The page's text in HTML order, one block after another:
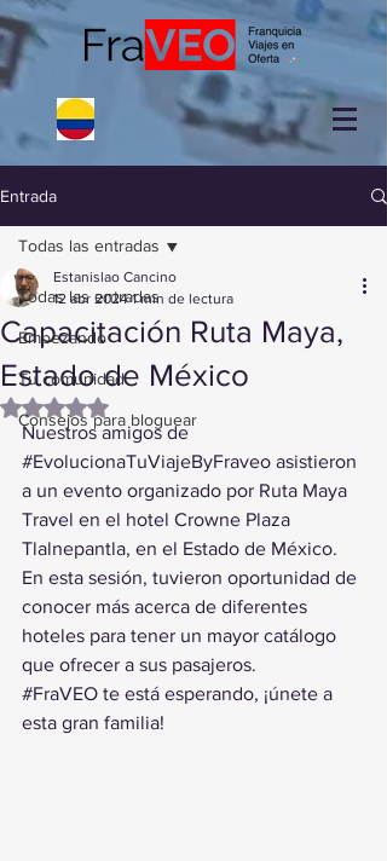
Entrada
Todas las entradas
Empezando
Tu comunidad
Consejos para bloguear
Todas las entradas
Capacitación Ruta Maya,
Estado de México
Estanislao Cancino
12 abr 2024 1 min de lectura
Obtuvo NaN de 5 estrellas.
Nuestros amigos de
#EvolucionaTuViajeByFraveo asistieron
a un evento organizado por Ruta Maya
Travel en el hotel Crowne Plaza
Tlalnepantla, en el Estado de México.
En esta sesión, tuvieron oportunidad de
conocer más acerca de diferentes
hoteles para tener un mayor catálogo
que ofrecer a sus pasajeros.
#FraVEO te está esperando, ¡únete a
esta gran familia!